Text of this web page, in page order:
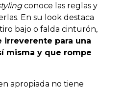
conoce las reglas y
En su look destaca
bajo o falda cinturón,
irreverente para una
misma y que rompe
apropiada no tiene